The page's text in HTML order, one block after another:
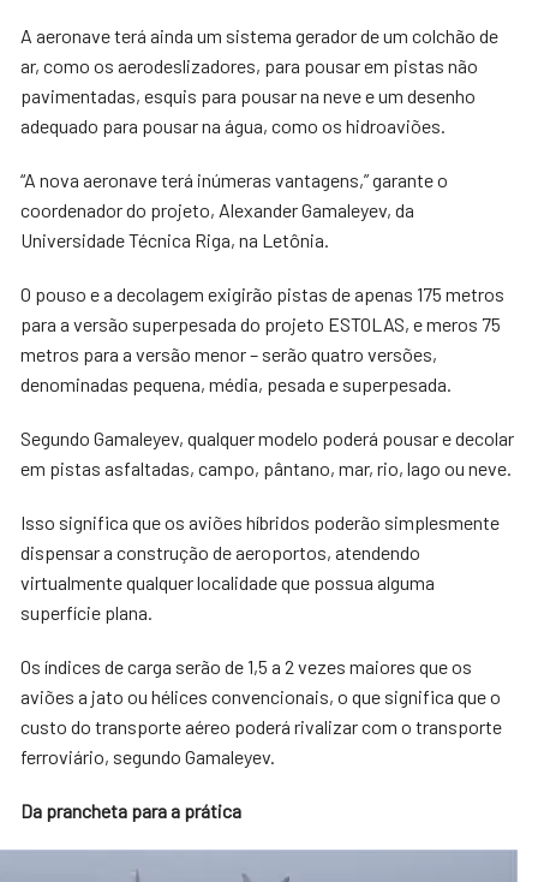
A aeronave terá ainda um sistema gerador de um colchão de
ar, como os aerodeslizadores, para pousar em pistas não
pavimentadas, esquis para pousar na neve e um desenho
adequado para pousar na água, como os hidroaviões.
“A nova aeronave terá inúmeras vantagens,” garante o
coordenador do projeto, Alexander Gamaleyev, da
Universidade Técnica Riga, na Letônia.
O pouso e a decolagem exigirão pistas de apenas 175 metros
para a versão superpesada do projeto ESTOLAS, e meros 75
metros para a versão menor – serão quatro versões,
denominadas pequena, média, pesada e superpesada.
Segundo Gamaleyev, qualquer modelo poderá pousar e decolar
em pistas asfaltadas, campo, pântano, mar, rio, lago ou neve.
Isso significa que os aviões híbridos poderão simplesmente
dispensar a construção de aeroportos, atendendo
virtualmente qualquer localidade que possua alguma
superfície plana.
Os índices de carga serão de 1,5 a 2 vezes maiores que os
aviões a jato ou hélices convencionais, o que significa que o
custo do transporte aéreo poderá rivalizar com o transporte
ferroviário, segundo Gamaleyev.
Da prancheta para a prática